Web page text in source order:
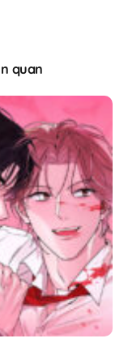
quan